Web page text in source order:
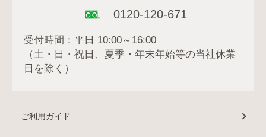
0120-120-671
受付時間：平日 10:00～16:00
（土・日・祝日、夏季・年末年始等の当社休業
日を除く）
ご利用ガイド